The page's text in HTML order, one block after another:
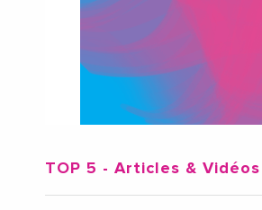
TOP 5 - Articles & Vidéos